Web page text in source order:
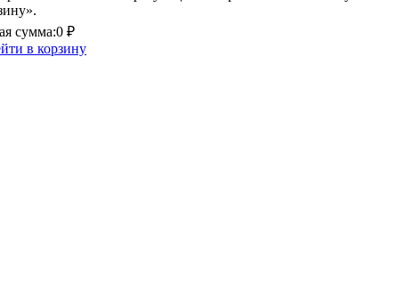
сумма:0 ₽
в корзину